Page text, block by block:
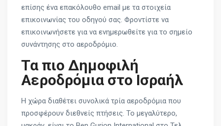
επίσης ένα επακόλουθο email με τα στοιχεία
επικοινωνίας του οδηγού σας. Φροντίστε να
επικοινωνήσετε για να ενημερωθείτε για το σημείο
συνάντησης στο αεροδρόμιο.
Τα πιο Δημοφιλή
Αεροδρόμια στο Ισραήλ
Η χώρα διαθέτει συνολικά τρία αεροδρόμια που
προσφέρουν διεθνείς πτήσεις. Το μεγαλύτερο,